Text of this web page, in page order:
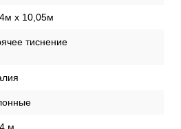
х 10,05м
тиснение